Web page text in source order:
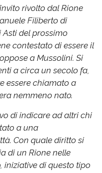
rivolto dal Rione
Filiberto di
Asti del prossimo
contestato di essere il
a Mussolini. Si
a circa un secolo fa,
essere chiamato a
nemmeno nato.
di indicare ad altri chi
a una
Con quale diritto si
di un Rione nelle
iniziative di questo tipo